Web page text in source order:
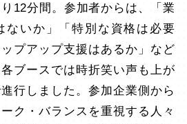
12分間。参加者からは、「業
ないか」「特別な資格は必要
プアップ支援はあるか」など
ブースでは時折笑い声も上が
行しました。参加企業側から
ク・バランスを重視する人々